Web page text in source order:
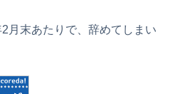
月末あたりで、辞めてしまい